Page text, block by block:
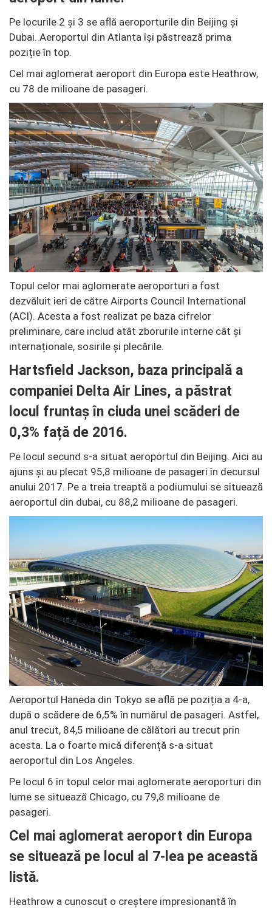
Pe locurile 2 și 3 se află aeroporturile din Beijing și
Dubai. Aeroportul din Atlanta își păstrează prima
poziție în top.
Cel mai aglomerat aeroport din Europa este Heathrow,
cu 78 de milioane de pasageri.
Topul celor mai aglomerate aeroporturi a fost
dezvăluit ieri de către Airports Council International
(ACI). Acesta a fost realizat pe baza cifrelor
preliminare, care includ atât zborurile interne cât și
internaționale, sosirile și plecările.
Hartsfield Jackson, baza principală a
companiei Delta Air Lines, a păstrat
locul fruntaș în ciuda unei scăderi de
0,3% față de 2016.
Pe locul secund s-a situat aeroportul din Beijing. Aici au
ajuns și au plecat 95,8 milioane de pasageri în decursul
anului 2017. Pe a treia treaptă a podiumului se situează
aeroportul din dubai, cu 88,2 milioane de pasageri.
Aeroportul Haneda din Tokyo se află pe poziția a 4-a,
după o scădere de 6,5% în numărul de pasageri. Astfel,
anul trecut, 84,5 milioane de călători au trecut prin
acesta. La o foarte mică diferență s-a situat
aeroportul din Los Angeles.
Pe locul 6 în topul celor mai aglomerate aeroporturi din
lume se situează Chicago, cu 79,8 milioane de
pasageri.
Cel mai aglomerat aeroport din Europa
se situează pe locul al 7-lea pe această
listă.
Heathrow a cunoscut o creștere impresionantă în